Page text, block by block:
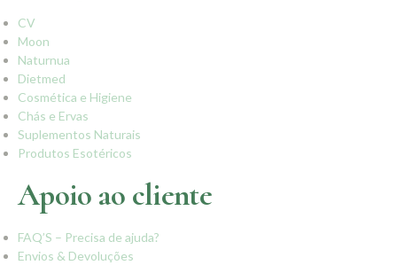
CV
Moon
Naturnua
Dietmed
Cosmética e Higiene
Chás e Ervas
Suplementos Naturais
Produtos Esotéricos
Apoio ao cliente
FAQ’S – Precisa de ajuda?
Envios & Devoluções